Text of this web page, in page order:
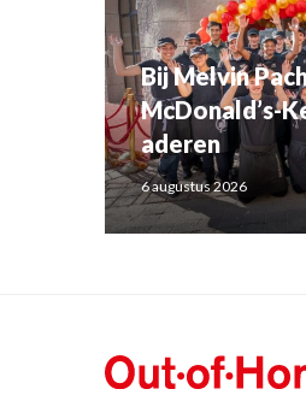
Bij Melvin
McDonald’s-
aderen
6 augustus 2026